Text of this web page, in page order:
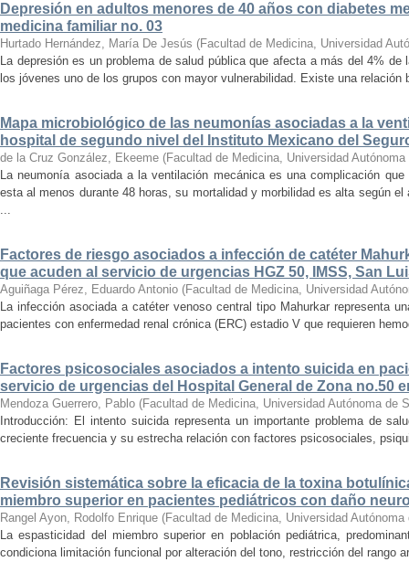
Depresión en adultos menores de 40 años con diabetes
medicina familiar no. 03
Hurtado Hernández, María De Jesús (Facultad de Medicina, Universidad
La depresión es un problema de salud pública que afecta a más del 4%
los jóvenes uno de los grupos con mayor vulnerabilidad. Existe una
Mapa microbiológico de las neumonías asociadas a la
hospital de segundo nivel del Instituto Mexicano del
de la Cruz González, Ekeeme (Facultad de Medicina, Universidad
La neumonía asociada a la ventilación mecánica es una complicación
esta al menos durante 48 horas, su mortalidad y morbilidad es alta según
...
Factores de riesgo asociados a infección de catéter
que acuden al servicio de urgencias HGZ 50, IMSS, San
Aguiñaga Pérez, Eduardo Antonio (Facultad de Medicina, Universidad
La infección asociada a catéter venoso central tipo Mahurkar representa
pacientes con enfermedad renal crónica (ERC) estadio V que requieren
Factores psicosociales asociados a intento suicida en
servicio de urgencias del Hospital General de Zona no.50
Mendoza Guerrero, Pablo (Facultad de Medicina, Universidad Autónoma de
Introducción: El intento suicida representa un importante problema de
creciente frecuencia y su estrecha relación con factores psicosociales,
Revisión sistemática sobre la eficacia de la toxina
miembro superior en pacientes pediátricos con daño
Rangel Ayon, Rodolfo Enrique (Facultad de Medicina, Universidad
La espasticidad del miembro superior en población pediátrica,
condiciona limitación funcional por alteración del tono, restricción del rango